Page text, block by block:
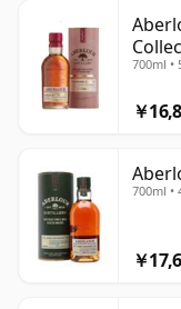
700ml •
￥
700ml •
￥